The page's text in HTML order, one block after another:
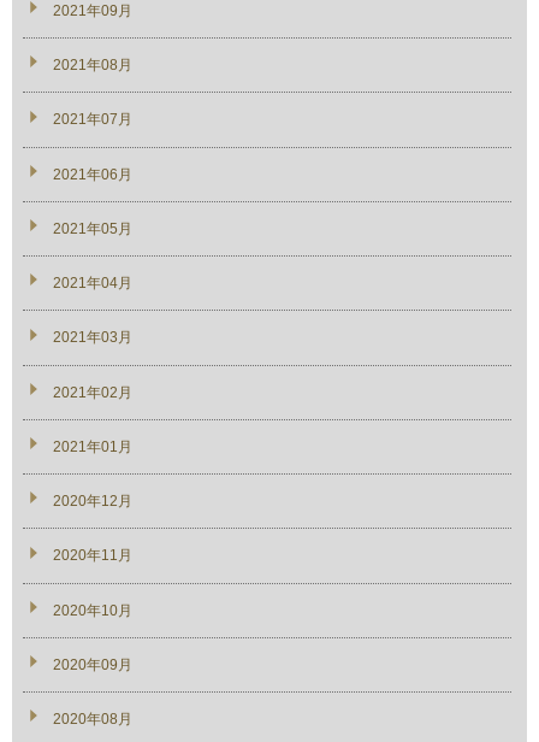
2021年09月
2021年08月
2021年07月
2021年06月
2021年05月
2021年04月
2021年03月
2021年02月
2021年01月
2020年12月
2020年11月
2020年10月
2020年09月
2020年08月